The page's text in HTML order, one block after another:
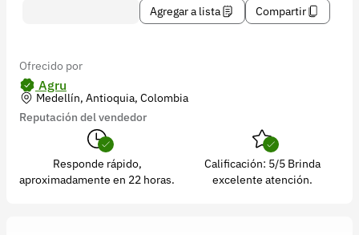
Agregar a lista Compartir
Ofrecido por
Agru
Medellín, Antioquia, Colombia
Reputación del vendedor
Responde rápido,
aproximadamente en 22 horas.
Calificación: 5/5 Brinda
excelente atención.
Versión 5.44.0
Síguenos